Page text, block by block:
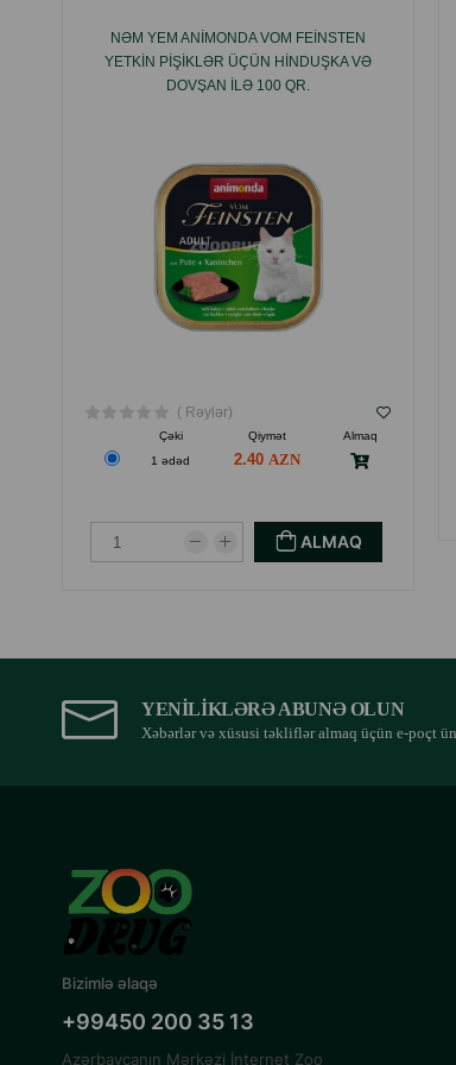
NƏM YEM ANIMONDA VOM FEINSTEN
YETKIN PIŞIKLƏR ÜÇÜN HINDUŞKA VƏ
DOVŞAN ILƏ 100 QR.
( Rəylər)
Çəki Qiymət
Almaq
1 ədəd
2.40
ALMAQ
YENILIKLƏRƏ ABUNƏ OLUN
Xəbərlər və xüsusi təkliflər almaq üçün e-poçt
Bizimlə əlaqə
+99450 200 35 13
Azərbaycanın Mərkəzi İnternet Zoo